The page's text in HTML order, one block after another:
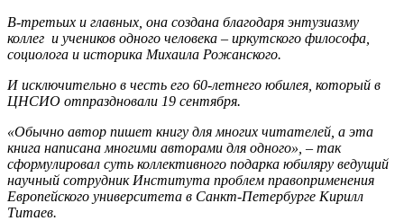
В-третьих и главных, она создана благодаря энтузиазму
коллег и учеников одного человека – иркутского философа,
социолога и историка Михаила Рожанского.
И исключительно в честь его 60-летнего юбилея, который в
ЦНСИО отпраздновали 19 сентября.
«Обычно автор пишет книгу для многих читателей, а эта
книга написана многими авторами для одного», – так
сформулировал суть коллективного подарка юбиляру ведущий
научный сотрудник Института проблем правоприменения
Европейского университета в Санкт-Петербурге Кирилл
Титаев.